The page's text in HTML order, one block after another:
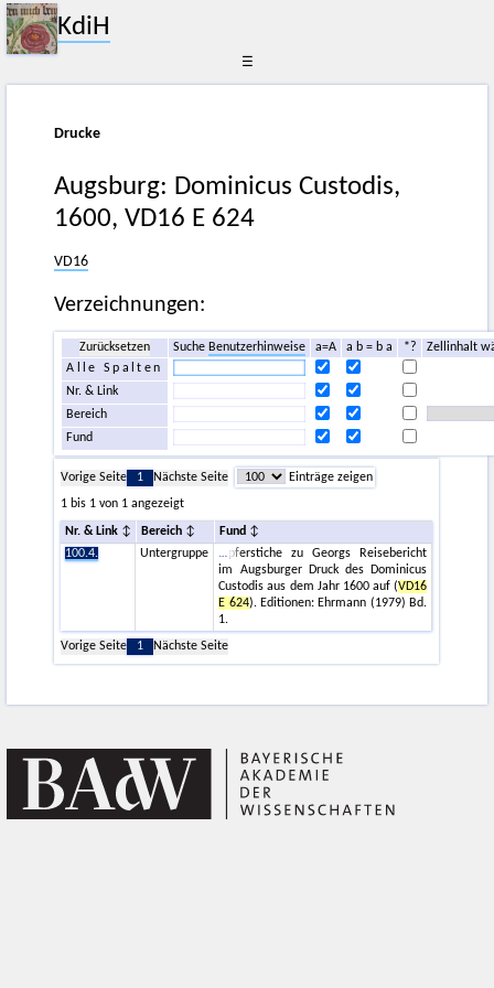
KdiH
☰
Drucke
Augsburg: Dominicus Custodis,
1600, VD16 E 624
VD16
Verzeichnungen:
Zurücksetzen Suche Benutzerhinweise a=A a b = b a *?
Zellinhalt
Alle Spalten
Nr. & Link
Bereich
Fund
Vorige Seite 1 Nächste Seite
Einträge zeigen
1 bis 1 von 1 angezeigt
Nr. & Link Bereich
Fund
100.4.
Untergruppe
pferstiche zu Georgs Reisebericht
im Augsburger Druck des Dominicus
Custodis aus dem Jahr 1600 auf (VD16
E 624). Editionen: Ehrmann (1979) Bd.
1.
Vorige Seite
1 Nächste Seite